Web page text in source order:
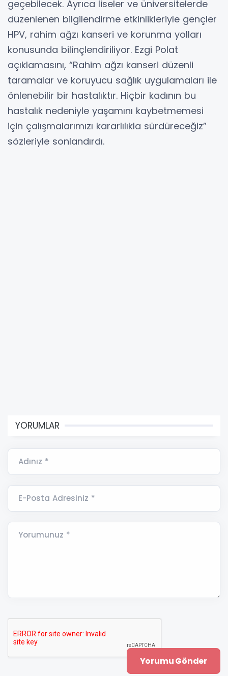
geçebilecek. Ayrıca liseler ve üniversitelerde
düzenlenen bilgilendirme etkinlikleriyle gençler
HPV, rahim ağzı kanseri ve korunma yolları
konusunda bilinçlendiriliyor. Ezgi Polat
açıklamasını, “Rahim ağzı kanseri düzenli
taramalar ve koruyucu sağlık uygulamaları ile
önlenebilir bir hastalıktır. Hiçbir kadının bu
hastalık nedeniyle yaşamını kaybetmemesi
için çalışmalarımızı kararlılıkla sürdüreceğiz”
sözleriyle sonlandırdı.
YORUMLAR
Adınız *
E-Posta Adresiniz *
Yorumunuz *